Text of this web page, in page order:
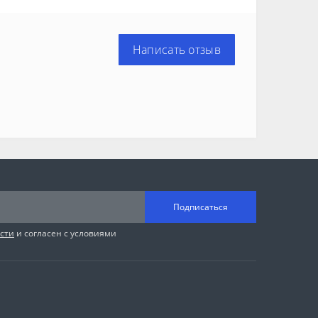
Написать отзыв
Подписаться
и согласен с условиями